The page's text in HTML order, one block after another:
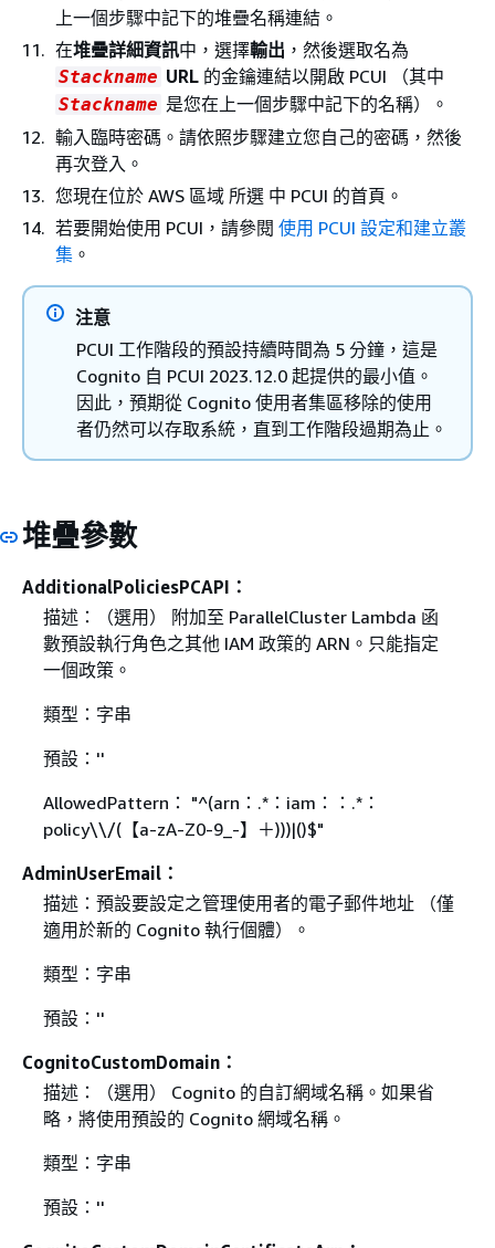
上一個步驟中記下的堆疊名稱連結。
在堆疊詳細資訊中，選擇輸出 ，然後選取名為
Stackname URL 的金鑰連結以開啟 PCUI （其中
Stackname 是您在上一個步驟中記下的名稱）。
輸入臨時密碼。請依照步驟建立您自己的密碼，然後
再次登入。
您現在位於 AWS 區域 所選 中 PCUI 的首頁。
若要開始使用 PCUI，請參閱 使用 PCUI 設定和建立叢
集 。
注意
PCUI 工作階段的預設持續時間為 5 分鐘，這是
Cognito 自 PCUI 2023.12.0 起提供的最小值。
因此，預期從 Cognito 使用者集區移除的使用
者仍然可以存取系統，直到工作階段過期為止。
堆疊參數
AdditionalPoliciesPCAPI：
描述：（選用） 附加至 ParallelCluster Lambda 函
數預設執行角色之其他 IAM 政策的 ARN。只能指定
一個政策。
類型：字串
預設：''
AllowedPattern： "^(arn：.*：iam：：.*：
policy\\/(【a-zA-Z0-9_-】＋)))|()$"
AdminUserEmail：
描述：預設要設定之管理使用者的電子郵件地址 （僅
適用於新的 Cognito 執行個體）。
類型：字串
預設：''
CognitoCustomDomain：
描述：（選用） Cognito 的自訂網域名稱。如果省
略，將使用預設的 Cognito 網域名稱。
類型：字串
預設：''